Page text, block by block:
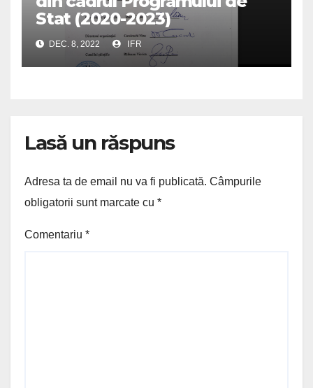
Stat (2020-2023)
DEC. 8, 2022 IFR
Lasă un răspuns
Adresa ta de email nu va fi publicată. Câmpurile
obligatorii sunt marcate cu *
Comentariu *